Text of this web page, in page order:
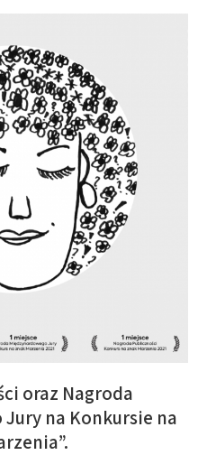
oraz Nagroda
na Konkursie na